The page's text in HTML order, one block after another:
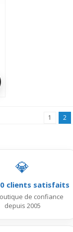
1 2
💎
clients satisfaits
de confiance
depuis 2005